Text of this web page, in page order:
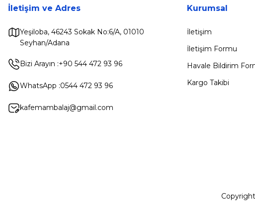
İletişim ve Adres
Yeşiloba, 46243 Sokak No:6/A, 01010
Seyhan/Adana
Bizi Arayın :+90 544 472 93 96
WhatsApp :0544 472 93 96
kafemambalaj@gmail.com
Kurumsal
İletişim
İletişim Formu
Havale Bildirim
Kargo Takibi